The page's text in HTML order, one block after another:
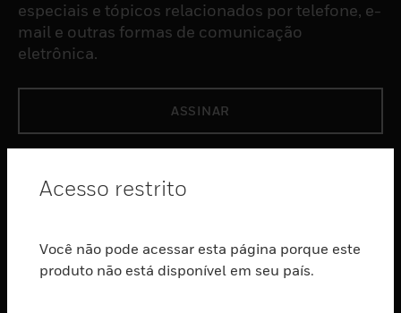
especiais e tópicos relacionados por telefone, e-
mail e outras formas de comunicação
eletrônica.
ASSINAR
toggle view
toggle view
SERVIÇOS
Acesso restrito
Você não pode acessar esta página porque este
produto não está disponível em seu país.